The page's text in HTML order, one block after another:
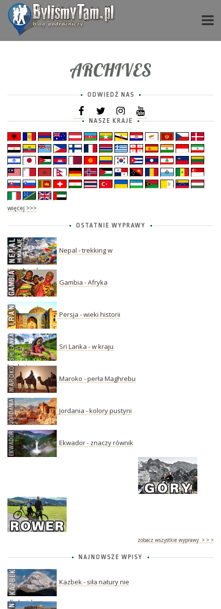
ARCHIVES
ODWIEDŹ NAS
NASZE KRAJE
więcej >>>
OSTATNIE WYPRAWY
Nepal - trekking w
Himalajach
Gambia - Afryka
Persja - wieki historii
Sri Lanka - w kraju
herbaty
Maroko - perła Maghrebu
Jordania - kolory pustyni
Ekwador - znaczy równik
zobacz wszystkie wyprawy > > >
NAJNOWSZE WPISY
Kazbek - siła natury nie
dla każdego